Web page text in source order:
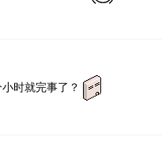
时就完事了？